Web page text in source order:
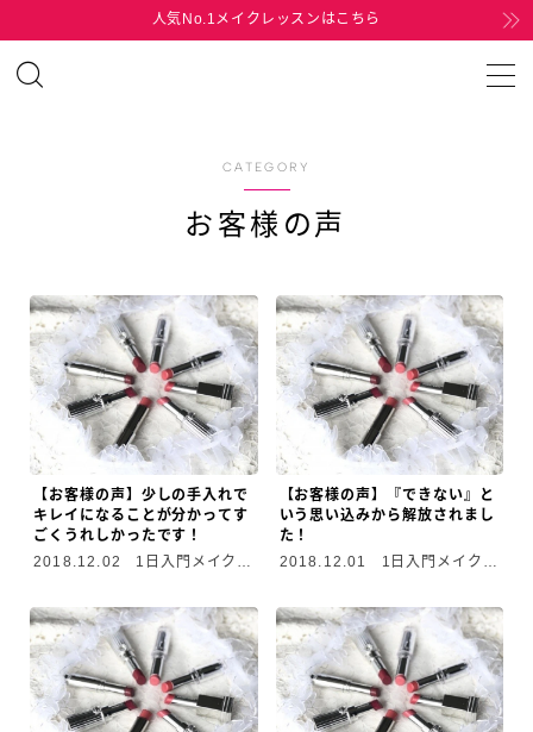
人気No.1メイクレッスンはこちら
MENU
TEL
MAIL
CATEGORY
お客様の声
【お客様の声】少しの手入れで
キレイになることが分かってす
ごくうれしかったです！
2018.12.02
1日入門メイクレ
【お客様の声】『できない』と
いう思い込みから解放されまし
た！
2018.12.01
1日入門メイクレ